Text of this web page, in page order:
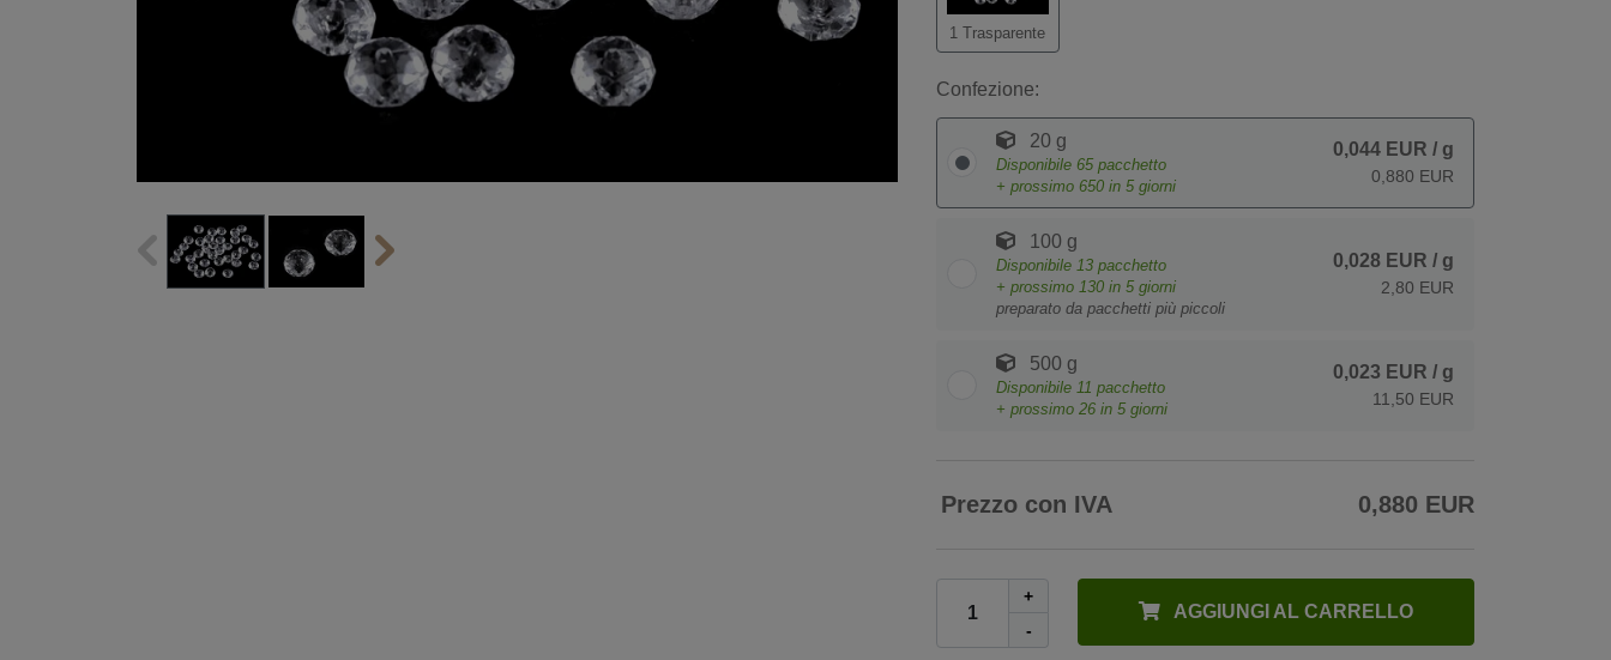
1 Trasparente
Confezione:
20 g
Disponibile 65 pacchetto
+ prossimo 650 in 5 giorni
0,044 EUR / g
0,880 EUR
100 g
Disponibile 13 pacchetto
+ prossimo 130 in 5 giorni
preparato da pacchetti più piccoli
0,028 EUR / g
2,80 EUR
500 g
Disponibile 11 pacchetto
+ prossimo 26 in 5 giorni
0,023 EUR / g
11,50 EUR
Prezzo con IVA 0,880 EUR
+
-
AGGIUNGI AL CARRELLO